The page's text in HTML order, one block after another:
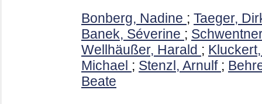
Bonberg, Nadine ; Taeger,
Banek, Séverine ;
Wellhäußer, Harald ;
Michael ; Stenzl, Arnulf ;
Beate